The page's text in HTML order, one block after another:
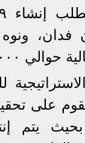
المياه لزراعة ٢,٢
ميجاوات.
على
بحيث يتم